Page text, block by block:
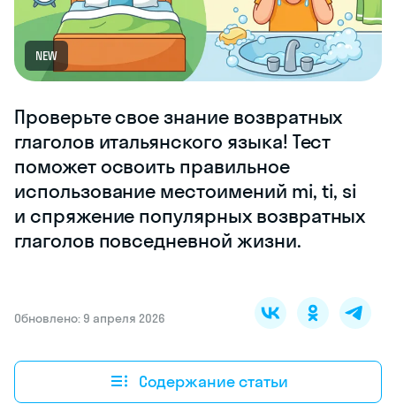
NEW
Проверьте свое знание возвратных
глаголов итальянского языка! Тест
поможет освоить правильное
использование местоимений mi, ti, si
и спряжение популярных возвратных
глаголов повседневной жизни.
Обновлено: 9 апреля 2026
Содержание статьи